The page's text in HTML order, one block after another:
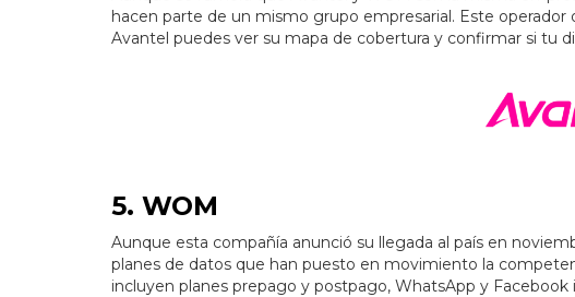
hacen parte de un mismo grupo empresarial. Este
Avantel puedes ver su mapa de cobertura y confirmar si tu
5. WOM
Aunque esta compañía anunció su llegada al país en
planes de datos que han puesto en movimiento la
incluyen planes prepago y postpago, WhatsApp y